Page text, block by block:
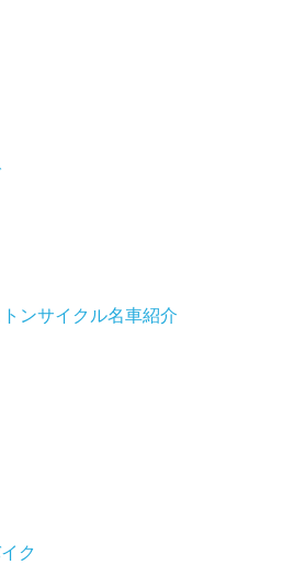
ンサイクル名車紹介
ク